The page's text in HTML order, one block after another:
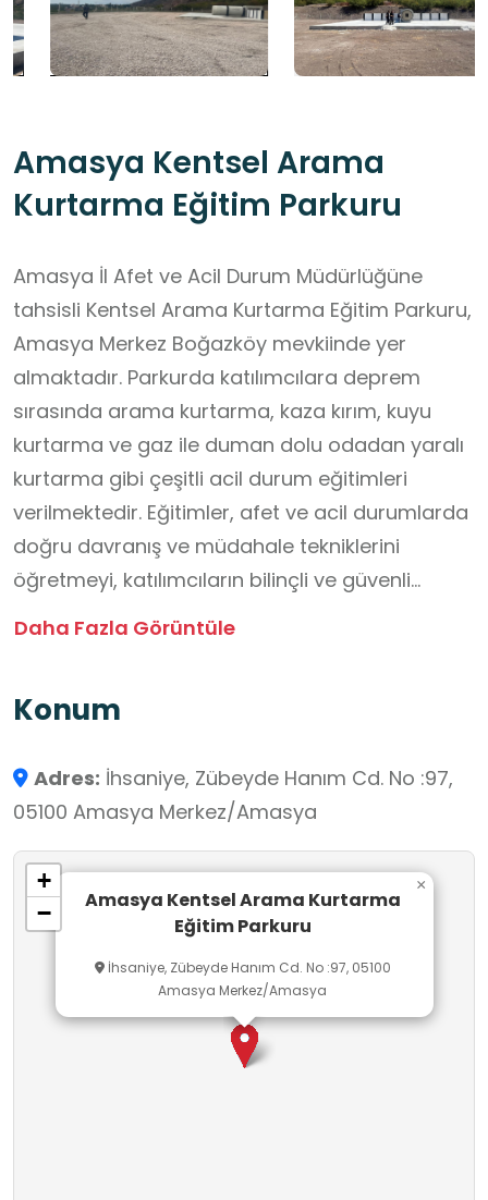
Amasya Kentsel Arama
Kurtarma Eğitim Parkuru
Amasya İl Afet ve Acil Durum Müdürlüğüne
tahsisli Kentsel Arama Kurtarma Eğitim Parkuru,
Amasya Merkez Boğazköy mevkiinde yer
almaktadır. Parkurda katılımcılara deprem
sırasında arama kurtarma, kaza kırım, kuyu
kurtarma ve gaz ile duman dolu odadan yaralı
kurtarma gibi çeşitli acil durum eğitimleri
verilmektedir. Eğitimler, afet ve acil durumlarda
doğru davranış ve müdahale tekniklerini
öğretmeyi, katılımcıların bilinçli ve güvenli
hareket etmesini sağlamayı hedefler.
davranış becerilerini geliştirebilir ve ekip
deneyimleyebilirler. Ayrıca, parkur sayesinde
teorik bilgilerini pratikle pekiştirerek gerçek
hayatta daha hazırlıklı hale gelirler.
Daha Fazla Görüntüle
Konum
Adres: İhsaniye, Zübeyde Hanım Cd. No :97,
05100 Amasya Merkez/Amasya
Amasya Kentsel Arama Kurtarma
Eğitim Parkuru
İhsaniye, Zübeyde Hanım Cd. No :97, 05100
Amasya Merkez/Amasya
×
+
−